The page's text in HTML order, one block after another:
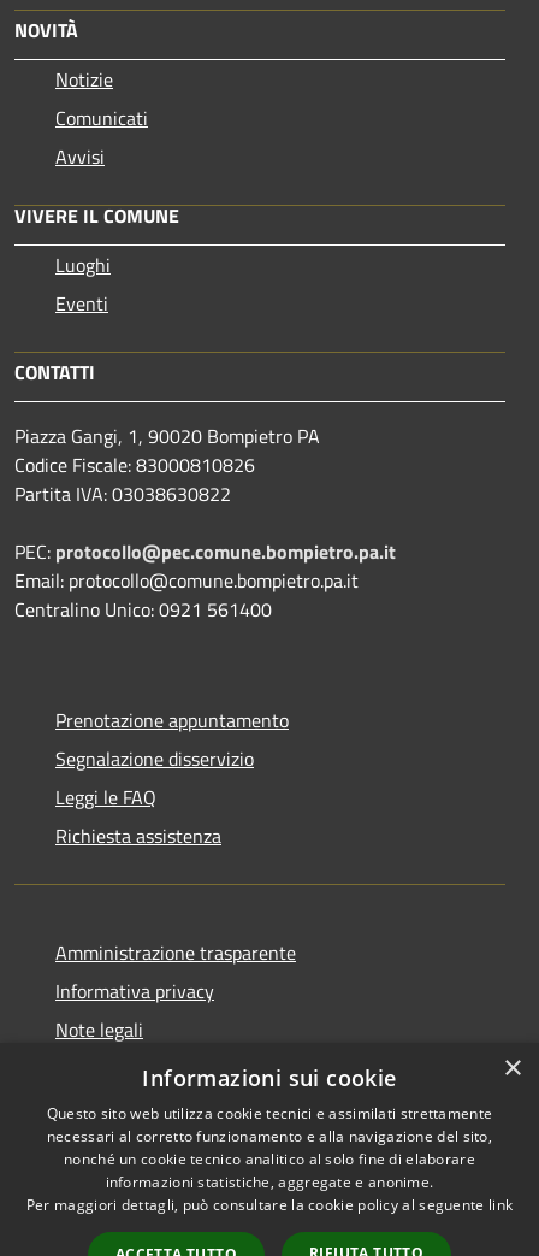
NOVITÀ
Notizie
Comunicati
Avvisi
VIVERE IL COMUNE
Luoghi
Eventi
CONTATTI
Piazza Gangi, 1, 90020 Bompietro PA
Codice Fiscale: 83000810826
Partita IVA: 03038630822
PEC: protocollo@pec.comune.bompietro.pa.it
Email: protocollo@comune.bompietro.pa.it
Centralino Unico: 0921 561400
Prenotazione appuntamento
Segnalazione disservizio
Leggi le FAQ
Richiesta assistenza
Amministrazione trasparente
Informativa privacy
Note legali
Dichiarazione di accessibilità
Accessibilità
Copyright © 2026 • Comune di
Bompietro • Powered by
Municipium• Accesso
×
Informazioni sui cookie
Questo sito web utilizza cookie tecnici e assimilati strettamente
necessari al corretto funzionamento e alla navigazione del sito,
nonché un cookie tecnico analitico al solo fine di elaborare
informazioni statistiche, aggregate e anonime.
Per maggiori dettagli, può consultare la cookie policy al seguente link